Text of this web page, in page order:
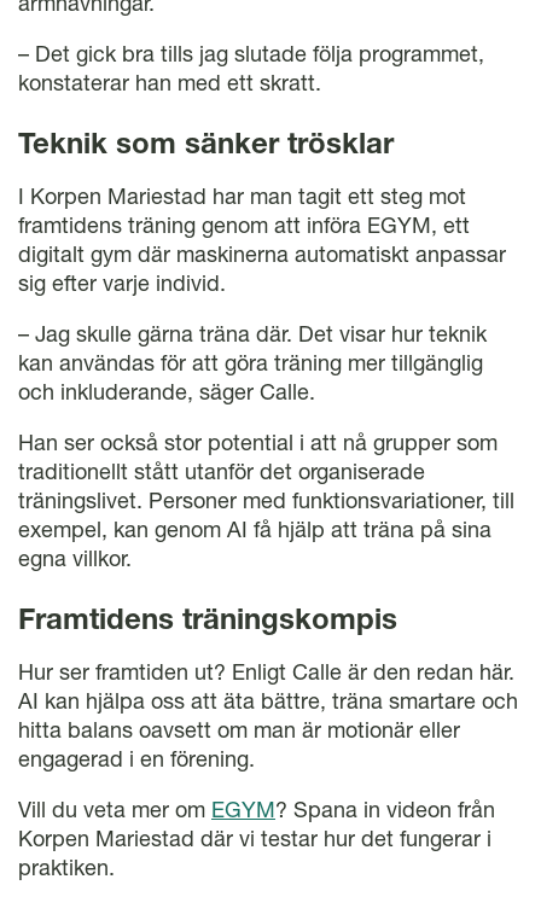
– Det gick bra tills jag slutade följa programmet,
konstaterar han med ett skratt.
Teknik som sänker trösklar
I Korpen Mariestad har man tagit ett steg mot
framtidens träning genom att införa EGYM, ett
digitalt gym där maskinerna automatiskt anpassar
sig efter varje individ.
– Jag skulle gärna träna där. Det visar hur teknik
kan användas för att göra träning mer tillgänglig
och inkluderande, säger Calle.
Han ser också stor potential i att nå grupper som
traditionellt stått utanför det organiserade
träningslivet. Personer med funktionsvariationer, till
exempel, kan genom AI få hjälp att träna på sina
egna villkor.
Framtidens träningskompis
Hur ser framtiden ut? Enligt Calle är den redan här.
AI kan hjälpa oss att äta bättre, träna smartare och
hitta balans oavsett om man är motionär eller
engagerad i en förening.
Vill du veta mer om EGYM? Spana in videon från
Korpen Mariestad där vi testar hur det fungerar i
praktiken.